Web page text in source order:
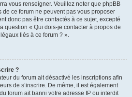
vous renseigner. Veuillez noter que phpBB
de ce forum ne peuvent pas vous proposer
donc pas être contactés à ce sujet, excepté
question « Qui dois-je contacter à propos de
liés à ce forum ? ».
?
du forum ait désactivé les inscriptions afin
de s’inscrire. De même, il est également
forum ait banni votre adresse IP ou interdit